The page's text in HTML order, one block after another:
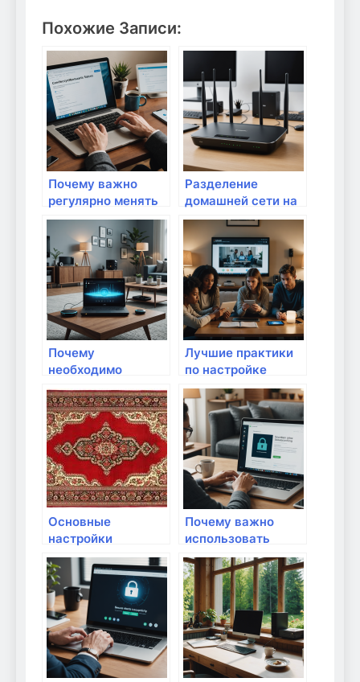
Похожие Записи:
Почему важно
регулярно менять
пароли на
домашних
устройствах:
защита вашего
цифрового
пространства
Разделение
домашней сети на
гостевую и
основную: почему
это важно для
безопасности и
удобства
Почему
необходимо
регулярно
проверять
уязвимости в
домашней сети:
безопасность дома
в цифровую эпоху
Лучшие практики
по настройке
безопасности Wi-Fi
для семей: защита
домашней сети
Основные
настройки
безопасности для
домашней сети
Почему важно
использовать
безопасные сайты
для онлайн-
закупок: защита
вашего дома и
данных